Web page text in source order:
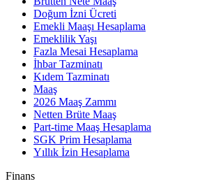
Doğum İzni Ücreti
Emekli Maaşı Hesaplama
Emeklilik Yaşı
Fazla Mesai Hesaplama
İhbar Tazminatı
Kıdem Tazminatı
Maaş
2026 Maaş Zammı
Netten Brüte Maaş
Part-time Maaş Hesaplama
SGK Prim Hesaplama
Yıllık İzin Hesaplama
Finans